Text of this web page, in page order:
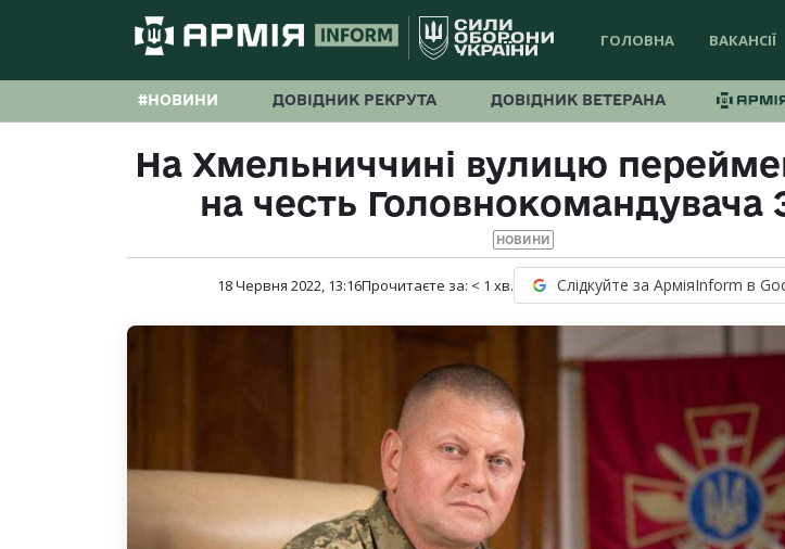
ГОЛОВНА ВАКАНСІЇ
#НОВИНИ ДОВІДНИК РЕКРУТА ДОВІДНИК ВЕТЕРАНА
На Хмельниччині вулицю
на честь Головнокомандувача
НОВИНИ
18 Червня 2022, 13:16Прочитаєте за: < 1 хв. Слідкуйте за АрміяInform в